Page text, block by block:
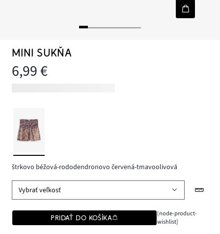
MINI SUKŇA
6,99 €
štrkovo béžová-rododendronovo červená-tmavoolivová
Vybrať veľkosť
PRIDAŤ DO KOŠÍKA
[node-product-
wishlist]